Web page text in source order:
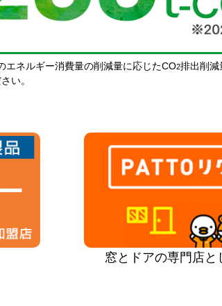
エネルギー消費量の削減量に応じたCO2排出削減
い。
窓とドアの専門店